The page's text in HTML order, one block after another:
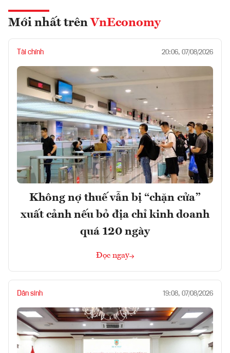
Mới nhất trên VnEconomy
Tài chính 20:06, 07/08/2026
Không nợ thuế vẫn bị “chặn cửa”
xuất cảnh nếu bỏ địa chỉ kinh doanh
quá 120 ngày
Đọc ngay
Dân sinh 19:08, 07/08/2026